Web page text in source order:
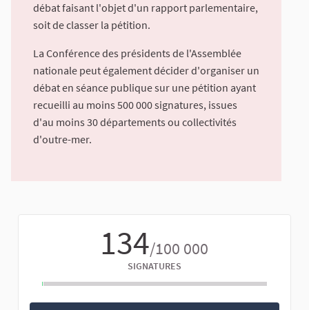
débat faisant l'objet d'un rapport parlementaire,
soit de classer la pétition.
La Conférence des présidents de l'Assemblée
nationale peut également décider d'organiser un
débat en séance publique sur une pétition ayant
recueilli au moins 500 000 signatures, issues
d'au moins 30 départements ou collectivités
d'outre-mer.
134/100 000
SIGNATURES